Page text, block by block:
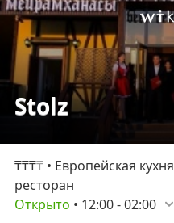
Stolz
₸₸₸₸ • Европейская
ресторан
Открыто • 12:00-02:00